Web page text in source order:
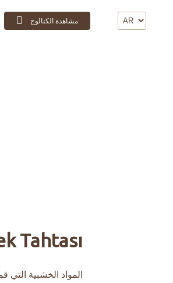
مشاهدة الكتالوج
Tahtası
المواد الخشبية التي